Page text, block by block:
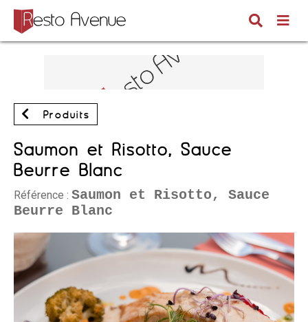
Produits
Saumon et Risotto, Sauce
Beurre Blanc
Référence : Saumon et Risotto, Sauce
Beurre Blanc